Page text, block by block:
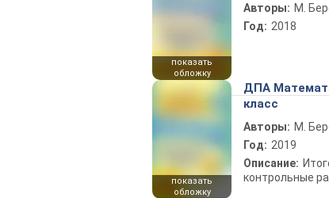
показать
обложку
Авторы: М.
Год: 2018
показать
обложку
ДПА
класс
Авторы: М.
Год: 2019
Описание:
контрольные